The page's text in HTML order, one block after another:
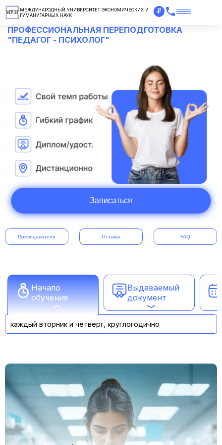
МЕЖДУНАРОДНЫЙ УНИВЕРСИТЕТ ЭКОНОМИЧЕСКИХ И
ГУМАНИТАРНЫХ НАУК
ПРОФЕССИОНАЛЬНАЯ ПЕРЕПОДГОТОВКА
"ПЕДАГОГ - ПСИХОЛОГ"
Записаться
Преподаватели Отзывы FAQ
Начало
обучения
Выдаваемый
документ
каждый вторник и четверг, круглогодично